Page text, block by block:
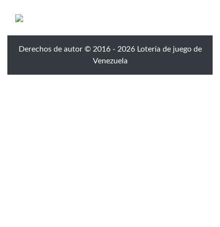
Derechos de autor © 2016 - 2026 Lotería de juego de
Venezuela